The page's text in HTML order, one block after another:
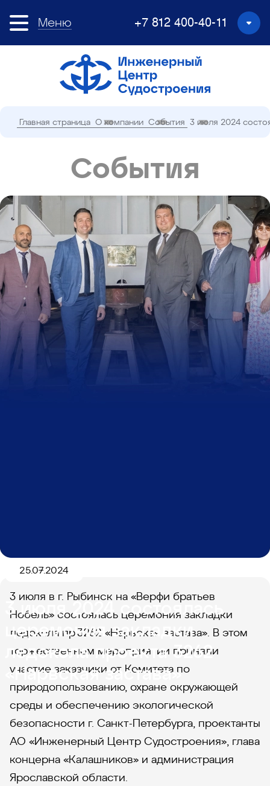
Меню +7 812 400-40-11
Главная страница О компании События 3 июля 2024
События
25.07.2024
3 июля 2024 состоялась
церемония закладки
ледокола проекта 3262
«Нарвская застава»
3 июля в г. Рыбинск на «Верфи братьев
Нобель» состоялась церемония закладки
ледокола пр.3262 «Нарвская застава». В этом
торжественном мероприятии приняли
участие заказчики от Комитета по
природопользованию, охране окружающей
среды и обеспечению экологической
безопасности г. Санкт-Петербурга, проектанты
АО «Инженерный Центр Судостроения», глава
концерна «Калашников» и администрация
Ярославской области.